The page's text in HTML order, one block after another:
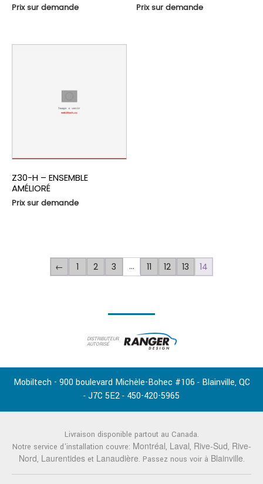
Prix sur demande Prix sur demande
Z30-H – ENSEMBLE
AMÉLIORÉ
Prix sur demande
← 1 2 3 … 11 12 13 14
DISTRIBUTEUR
AUTORISÉ
Mobiltech - 900 boulevard Michèle-Bohec #106 - Blainville, QC
- J7C 5E2 - 450-420-5965
Livraison disponible partout au Canada.
Notre service d'installation couvre: Montréal, Laval, Rive-Sud, Rive-
Nord, Laurentideset Lanaudière. Passez nous voir à Blainville.